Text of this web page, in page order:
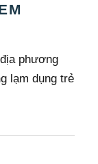
phương
lạm dụng trẻ